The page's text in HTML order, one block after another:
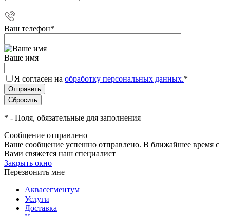
Ваш телефон*
Ваше имя
Я согласен на обработку персональных данных.*
* - Поля, обязательные для заполнения
Сообщение отправлено
Ваше сообщение успешно отправлено. В ближайшее время с
Вами свяжется наш специалист
Закрыть окно
Перезвонить мне
Аквасегментум
Услуги
Доставка